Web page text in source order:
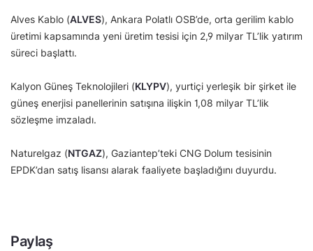
Alves Kablo (ALVES), Ankara Polatlı OSB’de, orta gerilim kablo
üretimi kapsamında yeni üretim tesisi için 2,9 milyar TL’lik yatırım
süreci başlattı.
Kalyon Güneş Teknolojileri (KLYPV), yurtiçi yerleşik bir şirket ile
güneş enerjisi panellerinin satışına ilişkin 1,08 milyar TL’lik
sözleşme imzaladı.
Naturelgaz (NTGAZ), Gaziantep’teki CNG Dolum tesisinin
EPDK’dan satış lisansı alarak faaliyete başladığını duyurdu.
Paylaş